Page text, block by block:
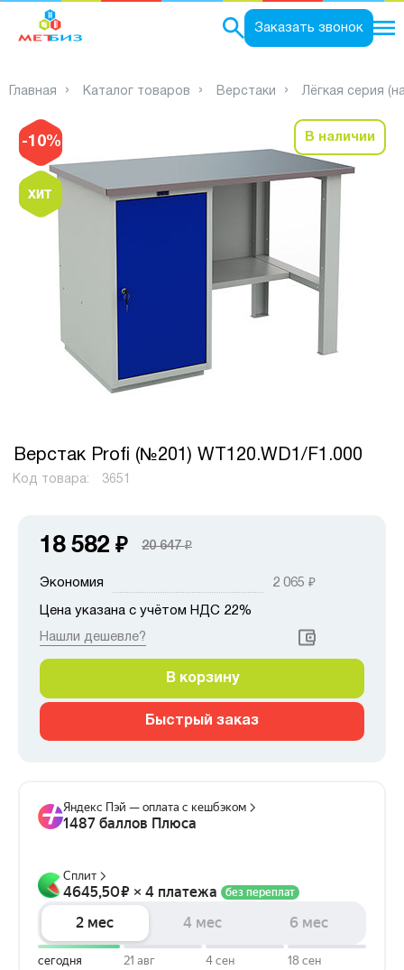
Заказать звонок
Главная Каталог товаров Верстаки Лёгкая серия
-10% В наличии
Верстак Profi (№201) WT120.WD1/F1.000
Код товара: 3651
18 582 ₽ 20 647₽
Экономия 2 065 ₽
Цена указана с учётом НДС 22%
Нашли дешевле?
В корзину
Быстрый заказ